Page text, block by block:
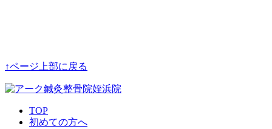
↑ページ上部に戻る
TOP
初めての方へ